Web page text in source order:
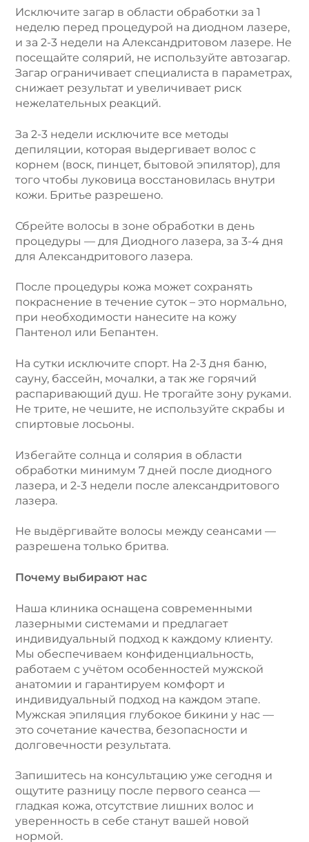
Исключите загар в области обработки за 1
неделю перед процедурой на диодном лазере,
и за 2-3 недели на Александритовом лазере. Не
посещайте солярий, не используйте автозагар.
Загар ограничивает специалиста в параметрах,
снижает результат и увеличивает риск
нежелательных реакций.
За 2-3 недели исключите все методы
депиляции, которая выдергивает волос с
корнем (воск, пинцет, бытовой эпилятор), для
того чтобы луковица восстановилась внутри
кожи. Бритье разрешено.
Сбрейте волосы в зоне обработки в день
процедуры — для Диодного лазера, за 3-4 дня
для Александритового лазера.
После процедуры кожа может сохранять
покраснение в течение суток – это нормально,
при необходимости нанесите на кожу
Пантенол или Бепантен.
На сутки исключите спорт. На 2-3 дня баню,
сауну, бассейн, мочалки, а так же горячий
распаривающий душ. Не трогайте зону руками.
Не трите, не чешите, не используйте скрабы и
спиртовые лосьоны.
Избегайте солнца и солярия в области
обработки минимум 7 дней после диодного
лазера, и 2-3 недели после александритового
лазера.
Не выдёргивайте волосы между сеансами —
разрешена только бритва.
Почему выбирают нас
Наша клиника оснащена современными
лазерными системами и предлагает
индивидуальный подход к каждому клиенту.
Мы обеспечиваем конфиденциальность,
работаем с учётом особенностей мужской
анатомии и гарантируем комфорт и
индивидуальный подход на каждом этапе.
Мужская эпиляция глубокое бикини у нас —
это сочетание качества, безопасности и
долговечности результата.
Запишитесь на консультацию уже сегодня и
ощутите разницу после первого сеанса —
гладкая кожа, отсутствие лишних волос и
уверенность в себе станут вашей новой
нормой.